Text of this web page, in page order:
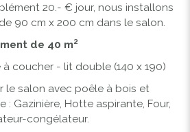
20.- € jour, nous installons
90 cm x 200 cm dans le salon.
de 40 m²
coucher - lit double (140 x 190)
le salon avec poêle à bois et
: Gazinière, Hotte aspirante, Four,
congélateur.